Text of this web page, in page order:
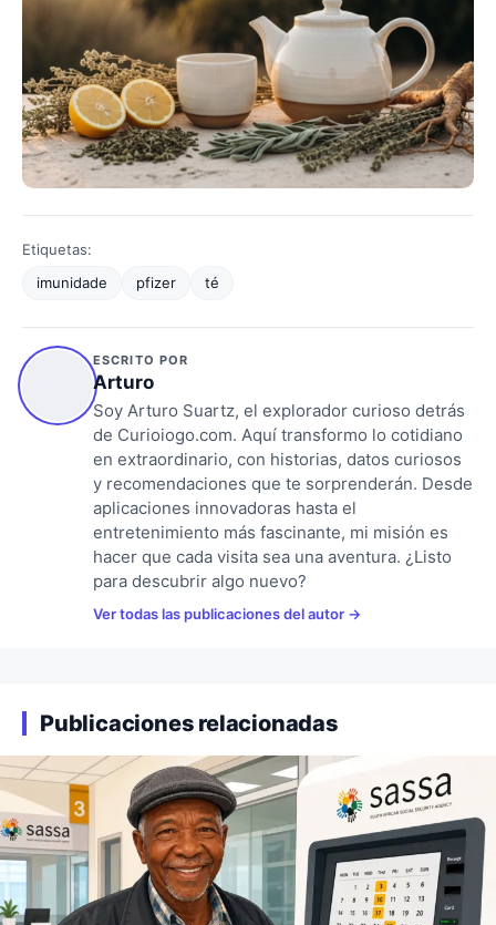
Etiquetas:
imunidade
pfizer té
ESCRITO POR
Arturo
Soy Arturo Suartz, el explorador curioso detrás
de Curioiogo.com. Aquí transformo lo cotidiano
en extraordinario, con historias, datos curiosos
y recomendaciones que te sorprenderán. Desde
aplicaciones innovadoras hasta el
entretenimiento más fascinante, mi misión es
hacer que cada visita sea una aventura. ¿Listo
para descubrir algo nuevo?
Ver todas las publicaciones del autor
Publicaciones relacionadas